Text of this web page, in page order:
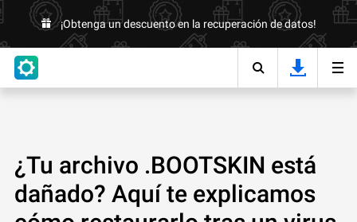
¡Obtenga un descuento en la recuperación de datos!
¿Tu archivo .BOOTSKIN está
dañado? Aquí te explicamos